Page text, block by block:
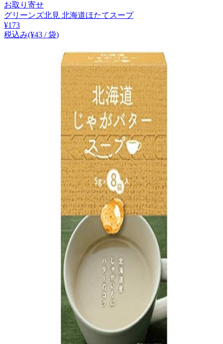
お取り寄せ
グリーンズ北見 北海道ほたてスープ
¥173
税込み(¥43 / 袋)